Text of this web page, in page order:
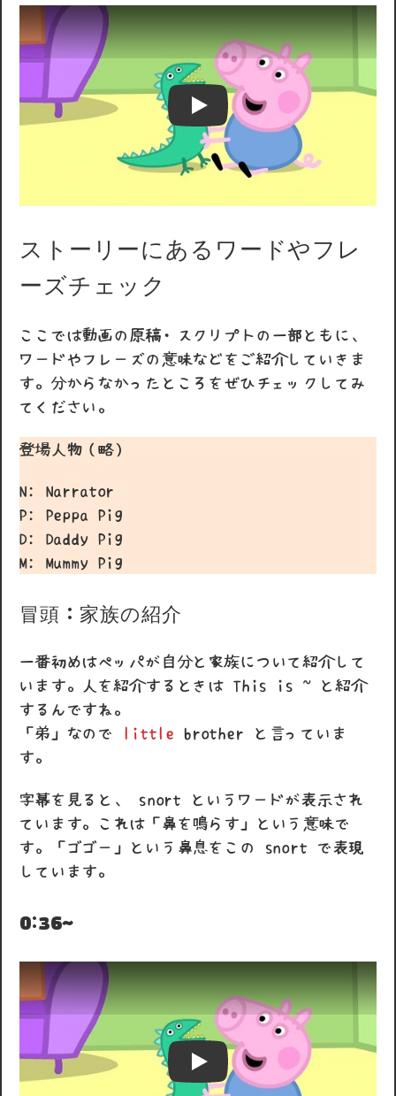
Play
ストーリーにあるワードやフレ
ーズチェック
ここでは動画の原稿・スクリプトの一部ともに、
ワードやフレーズの意味などをご紹介していきま
す。分からなかったところをぜひチェックしてみ
てください。
登場人物（略）
N: Narrator
P: Peppa Pig
D: Daddy Pig
M: Mummy Pig
冒頭 : 家族の紹介
一番初めはペッパが自分と家族について紹介して
います。人を紹介するときは This is ~ と紹介
するんですね。
「弟」なので
little
brother と言っていま
す。
字幕を見ると、 snort というワードが表示され
ています。これは「鼻を鳴らす」という意味で
す。「ゴゴー」という鼻息をこの snort で表現
しています。
0:36~
Play